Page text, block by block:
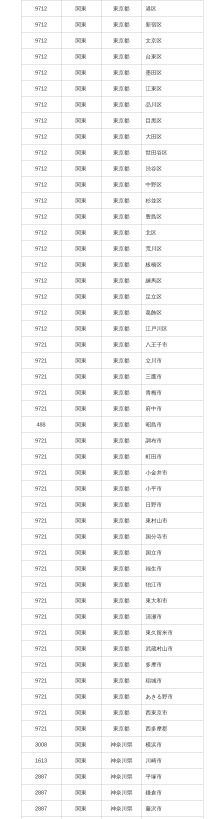
9712 関東 東京都 港区
9712 関東 東京都 新宿区
9712 関東 東京都 文京区
9712 関東 東京都 台東区
9712 関東 東京都 墨田区
9712 関東 東京都 江東区
9712 関東 東京都 品川区
9712 関東 東京都 目黒区
9712 関東 東京都 大田区
9712 関東 東京都 世田谷区
9712 関東 東京都 渋谷区
9712 関東 東京都 中野区
9712 関東 東京都 杉並区
9712 関東 東京都 豊島区
9712 関東 東京都 北区
9712 関東 東京都 荒川区
9712 関東 東京都 板橋区
9712 関東 東京都 練馬区
9712 関東 東京都 足立区
9712 関東 東京都 葛飾区
9712 関東 東京都 江戸川区
9721 関東 東京都 八王子市
9721 関東 東京都 立川市
9721 関東 東京都 三鷹市
9721 関東 東京都 青梅市
9721 関東 東京都 府中市
488 関東 東京都 昭島市
9721 関東 東京都 調布市
9721 関東 東京都 町田市
9721 関東 東京都 小金井市
9721 関東 東京都 小平市
9721 関東 東京都 日野市
9721 関東 東京都 東村山市
9721 関東 東京都 国分寺市
9721 関東 東京都 国立市
9721 関東 東京都 福生市
9721 関東 東京都 狛江市
9721 関東 東京都 東大和市
9721 関東 東京都 清瀬市
9721 関東 東京都 東久留米市
9721 関東 東京都 武蔵村山市
9721 関東 東京都 多摩市
9721 関東 東京都 稲城市
9721 関東 東京都 あきる野市
9721 関東 東京都 西東京市
9721 関東 東京都 西多摩郡
3008 関東 神奈川県 横浜市
1613 関東 神奈川県 川崎市
2887 関東 神奈川県 平塚市
2887 関東 神奈川県 鎌倉市
2887 関東 神奈川県 藤沢市